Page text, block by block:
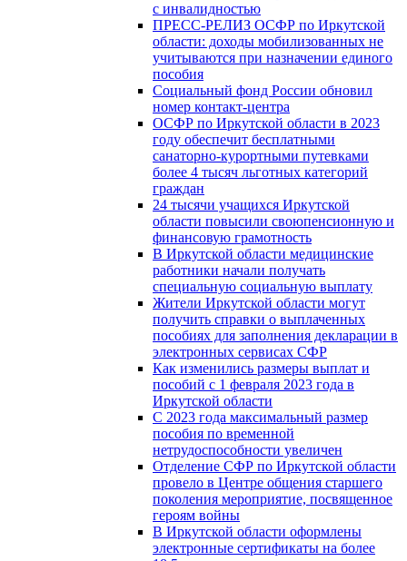
с инвалидностью
ПРЕСС-РЕЛИЗ ОСФР по Иркутской
области: доходы мобилизованных не
учитываются при назначении единого
пособия
Социальный фонд России обновил
номер контакт-центра
ОСФР по Иркутской области в 2023
году обеспечит бесплатными
санаторно-курортными путевками
более 4 тысяч льготных категорий
граждан
24 тысячи учащихся Иркутской
области повысили своюпенсионную и
финансовую грамотность
В Иркутской области медицинские
работники начали получать
специальную социальную выплату
Жители Иркутской области могут
получить справки о выплаченных
пособиях для заполнения декларации в
электронных сервисах СФР
Как изменились размеры выплат и
пособий с 1 февраля 2023 года в
Иркутской области
С 2023 года максимальный размер
пособия по временной
нетрудоспособности увеличен
Отделение СФР по Иркутской области
провело в Центре общения старшего
поколения мероприятие, посвященное
героям войны
В Иркутской области оформлены
электронные сертификаты на более